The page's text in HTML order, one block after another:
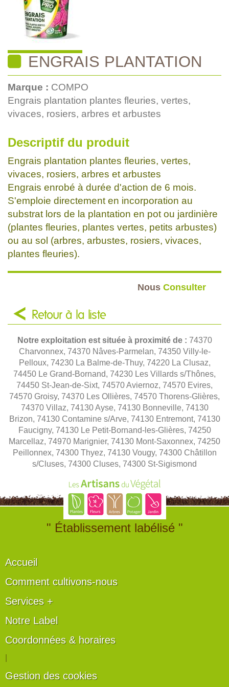
ENGRAIS PLANTATION
Marque : COMPO
Engrais plantation plantes fleuries, vertes,
vivaces, rosiers, arbres et arbustes
Descriptif du produit
Engrais plantation plantes fleuries, vertes,
vivaces, rosiers, arbres et arbustes
Engrais enrobé à durée d'action de 6 mois.
S'emploie directement en incorporation au
substrat lors de la plantation en pot ou jardinière
(plantes fleuries, plantes vertes, petits arbustes)
ou au sol (arbres, arbustes, rosiers, vivaces,
plantes fleuries).
Nous Consulter
Retour à la liste
Notre exploitation est située à proximité de : 74370
Charvonnex, 74370 Nâves-Parmelan, 74350 Villy-le-
Pelloux, 74230 La Balme-de-Thuy, 74220 La Clusaz,
74450 Le Grand-Bornand, 74230 Les Villards s/Thônes,
74450 St-Jean-de-Sixt, 74570 Aviernoz, 74570 Evires,
74570 Groisy, 74370 Les Ollières, 74570 Thorens-Glières,
74370 Villaz, 74130 Ayse, 74130 Bonneville, 74130
Brizon, 74130 Contamine s/Arve, 74130 Entremont, 74130
Faucigny, 74130 Le Petit-Bornand-les-Glières, 74250
Marcellaz, 74970 Marignier, 74130 Mont-Saxonnex, 74250
Peillonnex, 74300 Thyez, 74130 Vougy, 74300 Châtillon
s/Cluses, 74300 Cluses, 74300 St-Sigismond
" Établissement labélisé "
Accueil
Comment cultivons-nous
Services +
Notre Label
Coordonnées & horaires
Gestion des cookies